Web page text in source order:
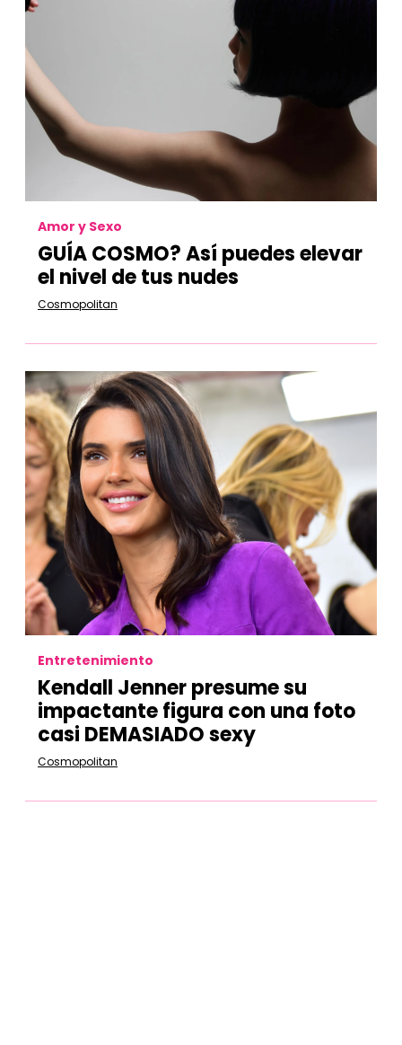
Amor y Sexo
GUÍA COSMO? Así puedes elevar
el nivel de tus nudes
Cosmopolitan
Entretenimiento
Kendall Jenner presume su
impactante figura con una foto
casi DEMASIADO sexy
Cosmopolitan